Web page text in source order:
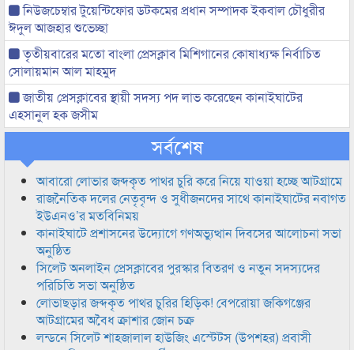
নিউজচেম্বার টুয়েন্টিফোর ডটকমের প্রধান সম্পাদক ইকবাল চৌধুরীর
ঈদুল আজহার শুভেচ্ছা
তৃতীয়বারের মতো বাংলা প্রেসক্লাব মিশিগানের কোষাধ্যক্ষ নির্বাচিত
সোলায়মান আল মাহমুদ
জাতীয় প্রেসক্লাবের স্থায়ী সদস্য পদ লাভ করেছেন কানাইঘাটের
এহসানুল হক জসীম
সর্বশেষ
আবারো লোভার জব্দকৃত পাথর চুরি করে নিয়ে যাওয়া হচ্ছে আটগ্রামে
রাজনৈতিক দলের নেতৃবৃন্দ ও সুধীজনদের সাথে কানাইঘাটের নবাগত
ইউএনও’র মতবিনিময়
কানাইঘাটে প্রশাসনের উদ্যোগে গণঅভ্যুত্থান দিবসের আলোচনা সভা
অনুষ্ঠিত
সিলেট অনলাইন প্রেসক্লাবের পুরস্কার বিতরণ ও নতুন সদস্যদের
পরিচিতি সভা অনুষ্ঠিত
লোভাছড়ার জব্দকৃত পাথর চুরির হিড়িক! বেপরোয়া জকিগঞ্জের
আটগ্রামের অবৈধ ক্রাশার জোন চক্র
লন্ডনে সিলেট শাহজালাল হাউজিং এস্টেটস (উপশহর) প্রবাসী